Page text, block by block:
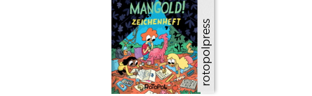
rotopolpress